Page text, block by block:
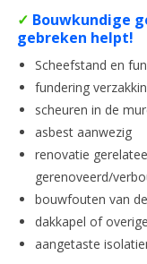
✓ Bouwkundige
gebreken helpt!
Scheefstand en
fundering
scheuren in de
asbest aanwezig
renovatie
gerenoveerd/
bouwfouten van
dakkapel of
aangetaste